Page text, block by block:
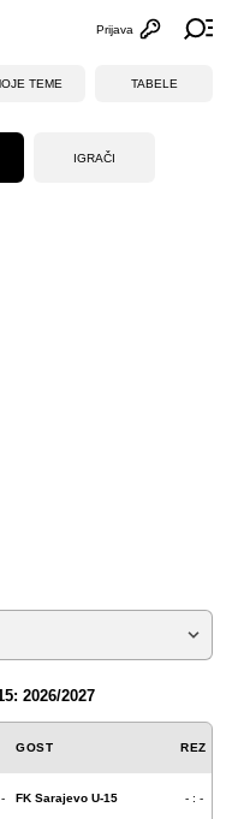
Otvori
Prijava
TEME TABELE
IGRAČI
2026/2027
GOST REZ
- FK Sarajevo U-15 - : -